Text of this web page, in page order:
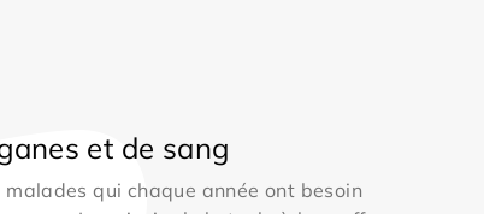
et de sang
qui chaque année ont besoin